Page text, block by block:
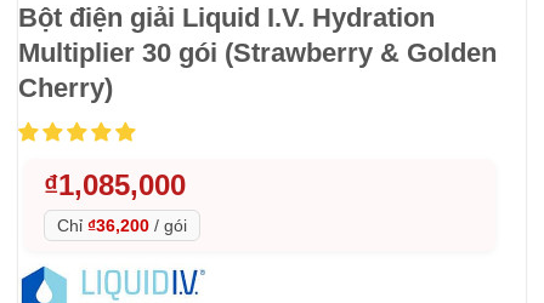
Bột điện giải Liquid I.V. Hydration
Multiplier 30 gói (Strawberry & Golden
Cherry)
₫1,085,000
Chỉ ₫36,200 / gói